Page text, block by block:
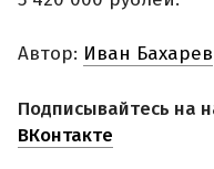
Автор: Иван Бахарев
Подписывайтесь на
ВКонтакте